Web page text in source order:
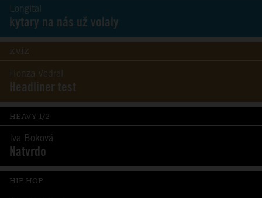
Longital
kytary na nás už volaly
KVÍZ
Honza Vedral
Headliner test
HEAVY 1/2
Iva Boková
Natvrdo
HIP HOP